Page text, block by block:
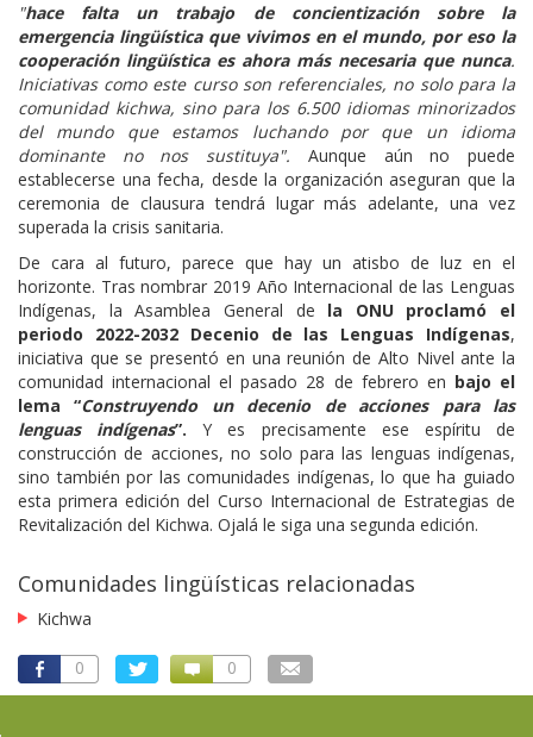
"hace falta un trabajo de concientización sobre la
emergencia lingüística que vivimos en el mundo, por eso la
cooperación lingüística es ahora más necesaria que nunca.
Iniciativas como este curso son referenciales, no solo para la
comunidad kichwa, sino para los 6.500 idiomas minorizados
del mundo que estamos luchando por que un idioma
dominante no nos sustituya". Aunque aún no puede
establecerse una fecha, desde la organización aseguran que la
ceremonia de clausura tendrá lugar más adelante, una vez
superada la crisis sanitaria.
De cara al futuro, parece que hay un atisbo de luz en el
horizonte. Tras nombrar 2019 Año Internacional de las Lenguas
Indígenas, la Asamblea General de la ONU proclamó el
periodo 2022-2032 Decenio de las Lenguas Indígenas,
iniciativa que se presentó en una reunión de Alto Nivel ante la
comunidad internacional el pasado 28 de febrero en bajo el
lema “Construyendo un decenio de acciones para las
lenguas indígenas”. Y es precisamente ese espíritu de
construcción de acciones, no solo para las lenguas indígenas,
sino también por las comunidades indígenas, lo que ha guiado
esta primera edición del Curso Internacional de Estrategias de
Revitalización del Kichwa. Ojalá le siga una segunda edición.
Comunidades lingüísticas relacionadas
Kichwa
0 0